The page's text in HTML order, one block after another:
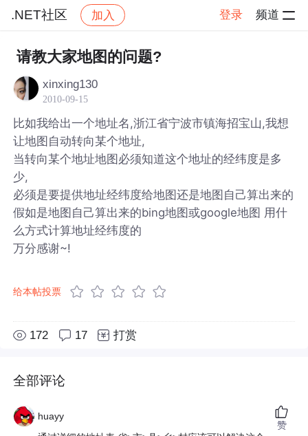
.NET社区 加入 登录 频道
社区 .NET社区 帖子详情
请教大家地图的问题?
xinxing130
2010-09-15
比如我给出一个地址名,浙江省宁波市镇海招宝山,我想
让地图自动转向某个地址,
当转向某个地址地图必须知道这个地址的经纬度是多
少,
必须是要提供地址经纬度给地图还是地图自己算出来的
假如是地图自己算出来的bing地图或google地图 用什
么方式计算地址经纬度的
万分感谢~!
给本帖投票
172 17 打赏
全部评论
huayy
赞